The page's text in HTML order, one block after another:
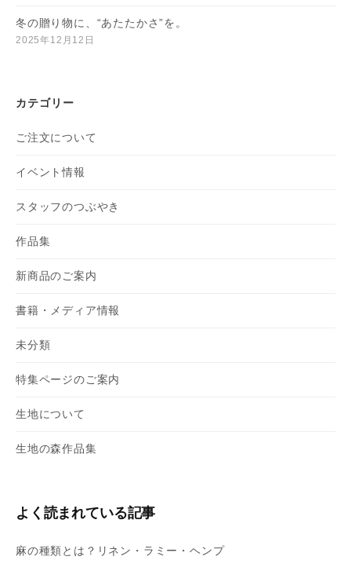
冬の贈り物に、“あたたかさ”を。
2025年12月12日
カテゴリー
ご注文について
イベント情報
スタッフのつぶやき
作品集
新商品のご案内
書籍・メディア情報
未分類
特集ページのご案内
生地について
生地の森作品集
よく読まれている記事
麻の種類とは？リネン・ラミー・ヘンプ